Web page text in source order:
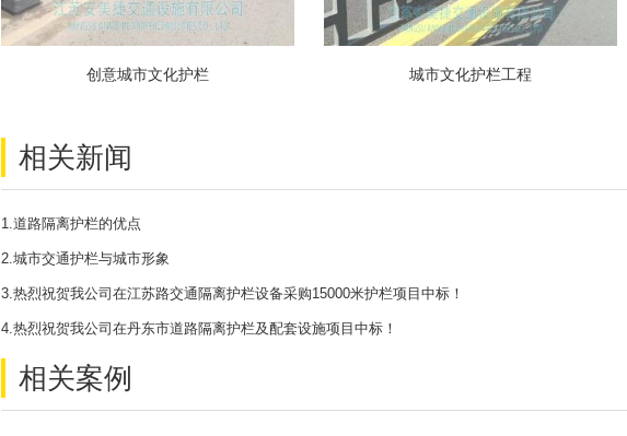
创意城市文化护栏 城市文化护栏工程
相关新闻
1.道路隔离护栏的优点
2.城市交通护栏与城市形象
3.热烈祝贺我公司在江苏路交通隔离护栏设备采购15000米护栏项目中标！
4.热烈祝贺我公司在丹东市道路隔离护栏及配套设施项目中标！
相关案例